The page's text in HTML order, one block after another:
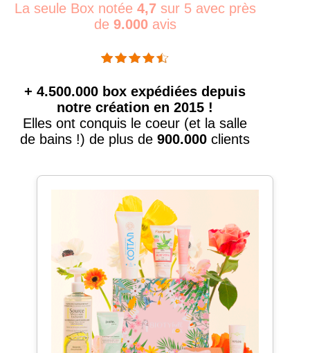
La seule Box notée 4,7sur 5 avec près
de 9.000avis
+ 4.500.000 box expédiées depuis
notre création en 2015 !
Elles ont conquis le coeur (et la salle
de bains !) de plus de 900.000 clients